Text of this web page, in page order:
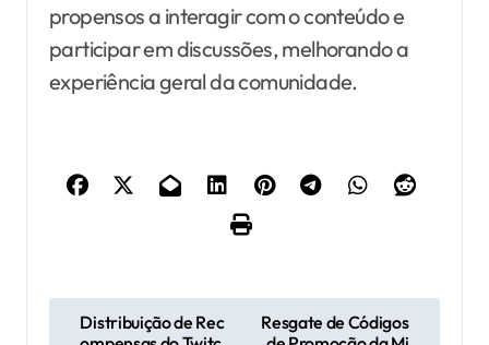
propensos a interagir com o conteúdo e
participar em discussões, melhorando a
experiência geral da comunidade.
Distribuição de Rec
Resgate de Códigos